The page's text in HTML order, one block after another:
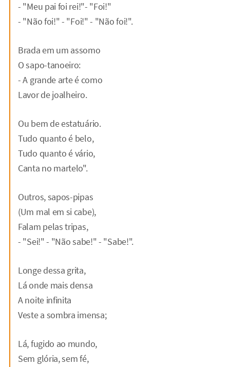
- "Meu pai foi rei!"- "Foi!"
- "Não foi!" - "Foi!" - "Não foi!".
Brada em um assomo
O sapo-tanoeiro:
- A grande arte é como
Lavor de joalheiro.
Ou bem de estatuário.
Tudo quanto é belo,
Tudo quanto é vário,
Canta no martelo".
Outros, sapos-pipas
(Um mal em si cabe),
Falam pelas tripas,
- "Sei!" - "Não sabe!" - "Sabe!".
Longe dessa grita,
Lá onde mais densa
A noite infinita
Veste a sombra imensa;
Lá, fugido ao mundo,
Sem glória, sem fé,